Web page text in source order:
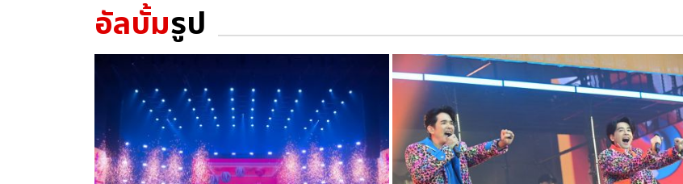
อัลบั้มรูป